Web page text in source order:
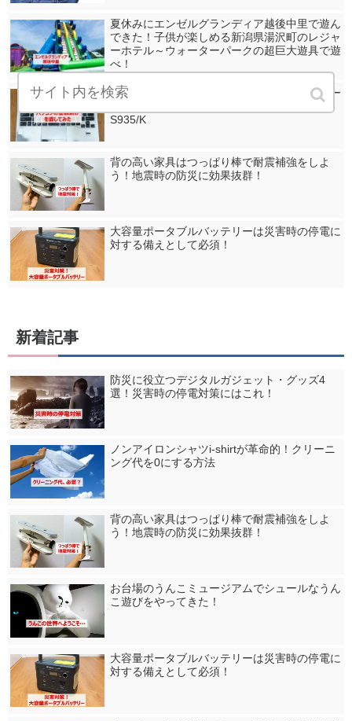
夏休みにエンゼルグランディア越後中里で遊ん
できた！子供が楽しめる新潟県湯沢町のレジャ
ーホテル～ウォーターパークの超巨大遊具で遊
べ！
パソコンの塗装剥げを補修！色落ち防止にコー
S935/K
背の高い家具はつっぱり棒で耐震補強をしよ
う！地震時の防災に効果抜群！
大容量ポータブルバッテリーは災害時の停電に
対する備えとして必須！
新着記事
防災に役立つデジタルガジェット・グッズ4
選！災害時の停電対策にはこれ！
ノンアイロンシャツi-shirtが革命的！クリーニ
ング代を0にする方法
背の高い家具はつっぱり棒で耐震補強をしよ
う！地震時の防災に効果抜群！
お台場のうんこミュージアムでシュールなうん
こ遊びをやってきた！
大容量ポータブルバッテリーは災害時の停電に
対する備えとして必須！